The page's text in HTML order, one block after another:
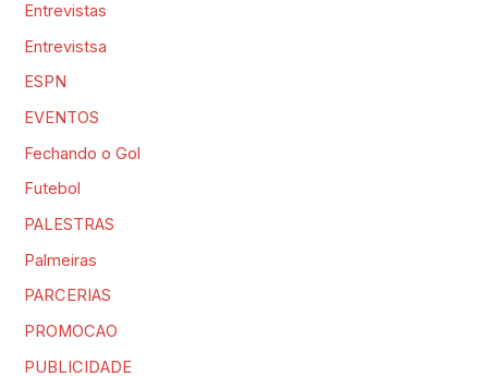
Entrevistas
Entrevistsa
ESPN
EVENTOS
Fechando o Gol
Futebol
PALESTRAS
Palmeiras
PARCERIAS
PROMOCAO
PUBLICIDADE